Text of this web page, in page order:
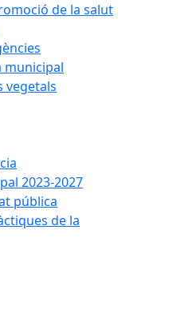
de la salut
municipal
vegetals
2023-2027
pública
de la